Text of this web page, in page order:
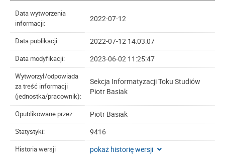
Data wytworzenia
informacji:
2022-07-12
Data publikacji: 2022-07-12 14:03:07
Data modyfikacji: 2023-06-02 11:25:47
Wytworzył/odpowiada
za treść informacji
(jednostka/pracownik):
Sekcja Informatyzacji Toku Studiów
Piotr Basiak
Opublikowane przez: Piotr Basiak
Statystyki: 9416
Historia wersji pokaż historię wersji